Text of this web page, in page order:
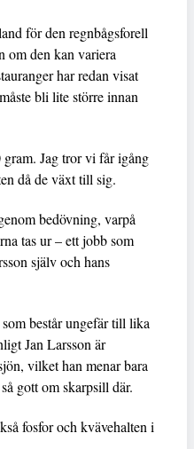
för den regnbågsforell
om den kan variera
har redan visat
bli lite större innan
gram. Jag tror vi får igång
då de växt till sig.
bedövning, varpå
tas ur – ett jobb som
själv och hans
består ungefär till lika
Jan Larsson är
vilket han menar bara
gott om skarpsill där.
fosfor och kvävehalten i